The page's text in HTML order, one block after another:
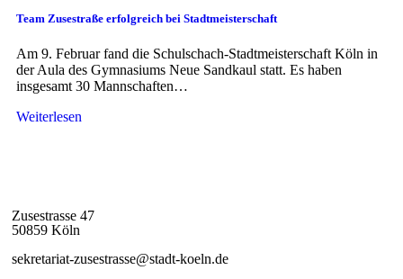
Team Zusestraße erfolgreich bei Stadtmeisterschaft
Am 9. Februar fand die Schulschach-Stadtmeisterschaft Köln in
der Aula des Gymnasiums Neue Sandkaul statt. Es haben
insgesamt 30 Mannschaften…
Weiterlesen
Zusestrasse 47
50859 Köln
sekretariat-zusestrasse@stadt-koeln.de